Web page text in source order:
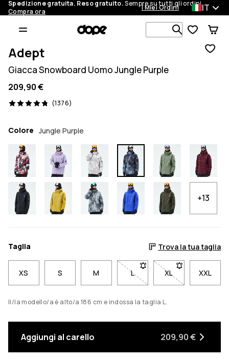
Spedizione gratuita. Reso gratuito.Sempre su tutti gli ordini.
Compra ora
I Miei Ordini IT
Cerca tra 1
Adept
Giacca Snowboard Uomo Jungle Purple
209,90 €
(1376)
1376 recensioni, 4.8/5
Colore Jungle Purple
+13
Taglia Trova la tua taglia
XS S M L- Taglia L non disponibile.
XL- Taglia XL non
XXL
Il/la modello/a è alto/a 186 cm e indossa la taglia L.
Aggiungi al carello 209,90 €